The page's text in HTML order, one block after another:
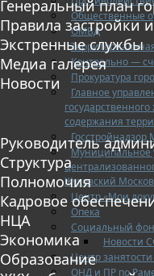
Общественные
ОМВД
Контрольно —
Прокуратура
Главное
содержания
Госстройнадзор
Муниципальное
Жуковский
Центр «Мои
Опека
Социальный
Новости
Центр
ОНД и ПР по
Генеральный план
Правила застройки
Экстренные службы
Медиа галерея
Новости
Руководитель
Структура
Полномочия
Кадровое
НЦА
Экономика
Образование